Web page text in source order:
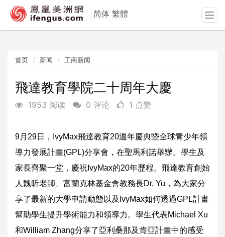
首页 新闻 工商新闻
飛達教育學院二十周年大慶
1953 阅读 0 评论 1 点赞
9月29日，IvyMax飛達教育20週年慶典暨全球青少年領
導力發展計畫(GPL)分享會，在聖馬利諾舉辦。學生及
家長齊聚一堂，慶祝IvyMax的20年歷程。飛達教育創始
人魏昕老師、富蘭克林基金會教務長Dr. Yu，為大家分
享了最新的大學申請動態以及IvyMax如何透過GPL計畫
幫助學生提升學術能力和領導力。學生代表Michael Xu
和William Zhang分享了亞利桑那及肯亞計畫中的感受
简体 繁體
T
o
a
o
n